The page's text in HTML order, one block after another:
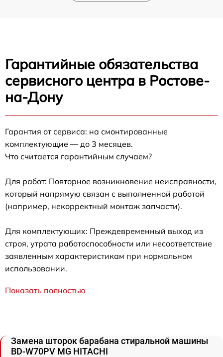
Гарантийные обязательства
сервисного центра в Ростове-
на-Дону
Гарантия от сервиса: на смонтированные
комплектующие — до 3 месяцев.
Что считается гарантийным случаем?
Для работ: Повторное возникновение неисправности,
который напрямую связан с выполненной работой
(например, некорректный монтаж запчасти).
Для комплектующих: Преждевременный выход из
строя, утрата работоспособности или несоответствие
заявленным характеристикам при нормальном
использовании.
Показать полностью
Замена шторок барабана стиральной машины
BD-W70PV MG HITACHI